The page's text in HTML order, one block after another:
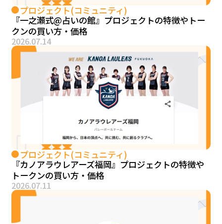
プロジェクト(コミュニティ)
『一之瀬式@占いの館』プロジェクトの特徴やトー
クンの買い方・価格
2026.07.14
プロジェクト(コミュニティ)
『カノアラウレアーズ福岡』プロジェクトの特徴や
トークンの買い方・価格
2026.07.11